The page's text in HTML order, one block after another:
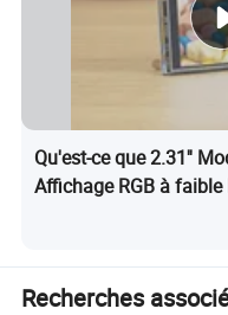
humidité relative de
Qu'est-ce que 2.31''
Affichage RGB à
Recherches